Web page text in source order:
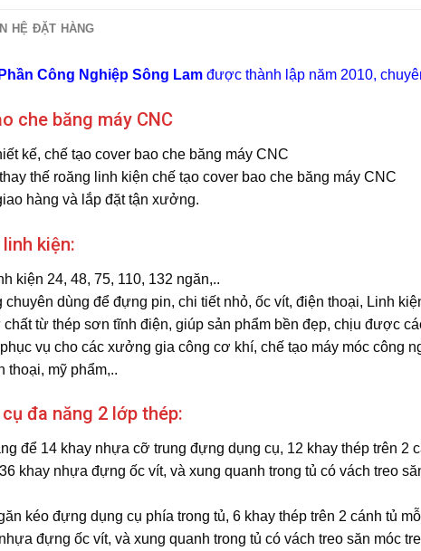
HỆ ĐẶT HÀNG
Công Nghiệp Sông Lam được thành lập năm 2010,
che băng máy CNC
kế, chế tạo cover bao che băng máy CNC
thế roăng linh kiện chế tạo cover bao che băng máy CNC
hàng và lắp đặt tận xưởng.
kiện:
kiện 24, 48, 75, 110, 132 ngăn,..
dùng để đựng pin, chi tiết nhỏ, ốc vít, điện thoại, Linh
từ thép sơn tĩnh điện, giúp sản phẩm bền đẹp, chịu được
vụ cho các xưởng gia công cơ khí, chế tạo máy móc công
thoại, mỹ phẩm,..
đa năng 2 lớp thép:
để 14 khay nhựa cỡ trung đựng dụng cụ, 12 khay thép trên 2
khay nhựa đựng ốc vít, và xung quanh trong tủ có vách treo
kéo đựng dụng cụ phía trong tủ, 6 khay thép trên 2 cánh tủ
đựng ốc vít, và xung quanh trong tủ có vách treo săn móc